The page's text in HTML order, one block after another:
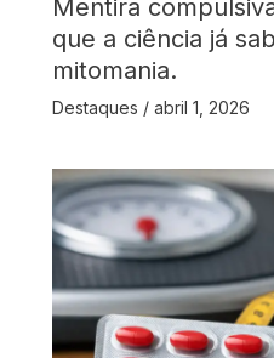
Mentira
que a ciência já
mitomania.
Destaques / abril 1, 2026